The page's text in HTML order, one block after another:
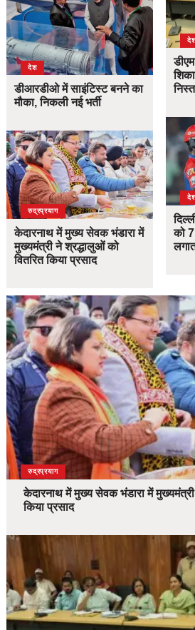
देश
डीआरडीओ में साइंटिस्ट बनने का
मौका, निकली नई भर्ती
उत्तराखंड
देश
रुद्रप्रयाग
केदारनाथ में मुख्य सेवक भंडारा में
मुख्यमंत्री ने श्रद्धालुओं को
वितरित किया प्रसाद
को 7
उत्तराखंड
देश
रुद्रप्रयाग
केदारनाथ में मुख्य सेवक भंडारा में
किया प्रसाद